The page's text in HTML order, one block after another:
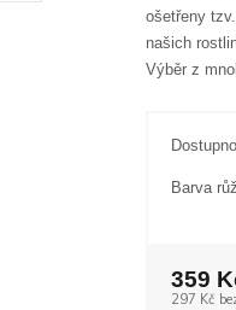
ošetřeny
našich
Výběr z
Barva
359
297 Kč